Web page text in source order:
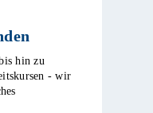
hin zu
- wir